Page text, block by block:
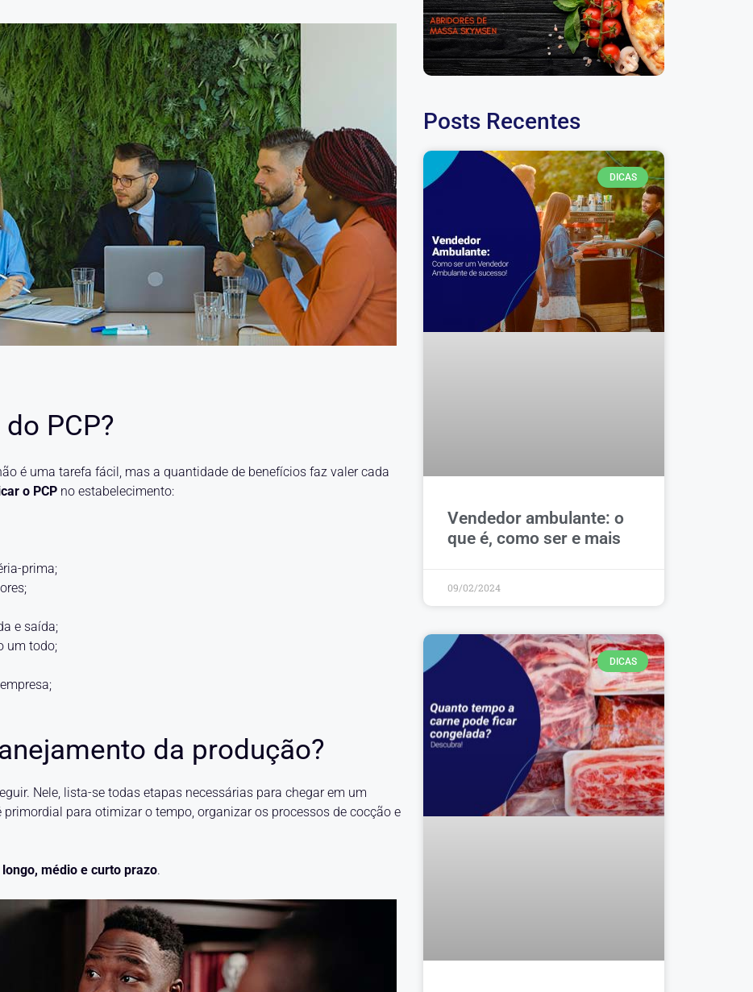
PCP?
é uma tarefa fácil, mas a quantidade de benefícios faz valer cada
o PCP no estabelecimento:
prima;
e saída;
um todo;
da produção?
Nele, lista-se todas etapas necessárias para chegar em um
para otimizar o tempo, organizar os processos de cocção e
médio e curto prazo.
Posts Recentes
DICAS
Vendedor ambulante: o
que é, como ser e mais
09/02/2024
DICAS